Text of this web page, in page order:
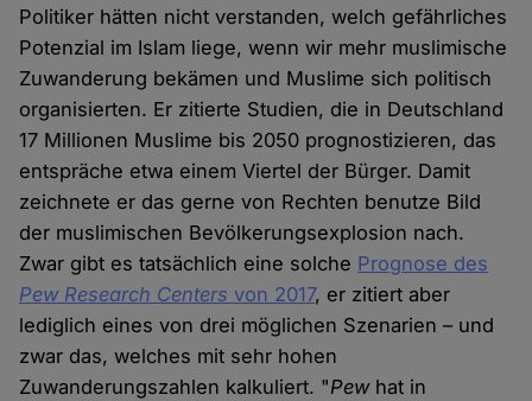
Politiker hätten nicht verstanden, welch gefährliches
Potenzial im Islam liege, wenn wir mehr muslimische
Zuwanderung bekämen und Muslime sich politisch
organisierten. Er zitierte Studien, die in Deutschland
17 Millionen Muslime bis 2050 prognostizieren, das
entspräche etwa einem Viertel der Bürger. Damit
zeichnete er das gerne von Rechten benutze Bild
der muslimischen Bevölkerungsexplosion nach.
Zwar gibt es tatsächlich eine solche Prognose des
Pew Research Centers von 2017, er zitiert aber
lediglich eines von drei möglichen Szenarien – und
zwar das, welches mit sehr hohen
Zuwanderungszahlen kalkuliert. "Pewhat in